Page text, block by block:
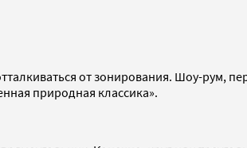
от зонирования. Шоу-рум,
природная классика».